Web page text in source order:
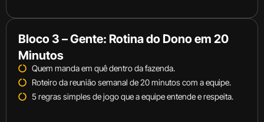
Bloco 3 – Gente: Rotina do Dono em 20
Minutos
Quem manda em quê dentro da fazenda.
Roteiro da reunião semanal de 20 minutos com a equipe.
5 regras simples de jogo que a equipe entende e respeita.